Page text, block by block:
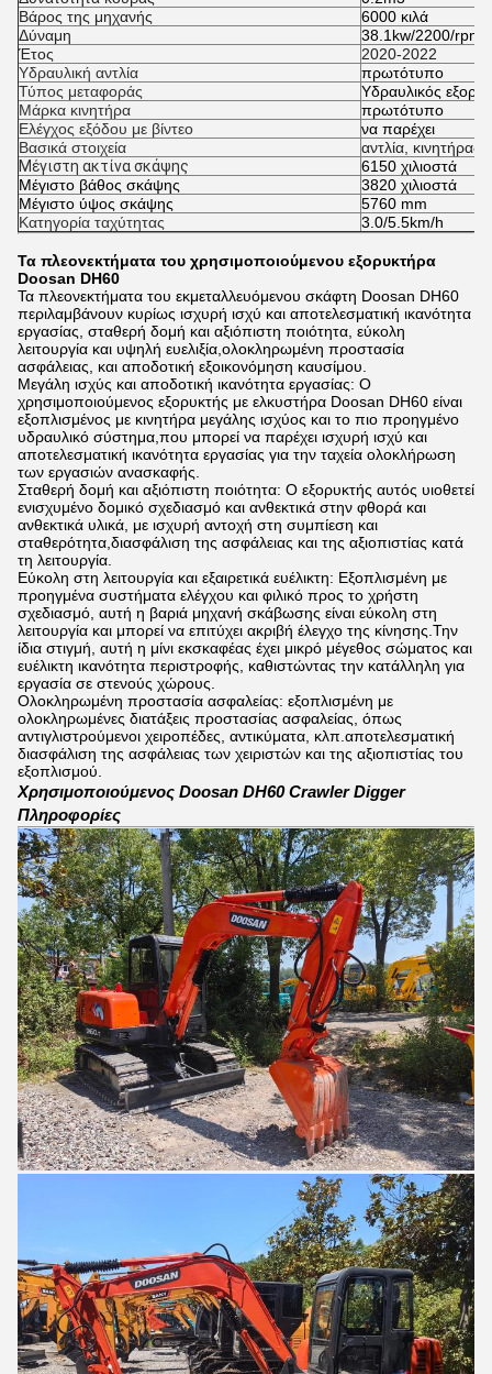
Βάρος της μηχανής
6000 κιλά
Δύναμη
38.1kw/2200/rpm
Έτος
2020-2022
Υδραυλική αντλία
πρωτότυπο
Τύπος μεταφοράς
Υδραυλικός
Μάρκα κινητήρα
πρωτότυπο
Ελέγχος εξόδου με βίντεο
να παρέχει
Βασικά στοιχεία
αντλία, κινητήρας,
Μέγιστη ακτίνα σκάψης
6150 χιλιοστά
Μέγιστο βάθος σκάψης
3820 χιλιοστά
Μέγιστο ύψος σκάψης
5760 mm
Κατηγορία ταχύτητας
3.0/5.5km/h
Τα πλεονεκτήματα του χρησιμοποιούμενου εξορυκτήρα
Doosan DH60
Τα πλεονεκτήματα του εκμεταλλευόμενου σκάφτη Doosan DH60
περιλαμβάνουν κυρίως ισχυρή ισχύ και αποτελεσματική ικανότητα
εργασίας, σταθερή δομή και αξιόπιστη ποιότητα, εύκολη
λειτουργία και υψηλή ευελιξία,ολοκληρωμένη προστασία
ασφάλειας, και αποδοτική εξοικονόμηση καυσίμου.
Μεγάλη ισχύς και αποδοτική ικανότητα εργασίας: Ο
χρησιμοποιούμενος εξορυκτής με ελκυστήρα Doosan DH60 είναι
εξοπλισμένος με κινητήρα μεγάλης ισχύος και το πιο προηγμένο
υδραυλικό σύστημα,που μπορεί να παρέχει ισχυρή ισχύ και
αποτελεσματική ικανότητα εργασίας για την ταχεία ολοκλήρωση
των εργασιών ανασκαφής.
Σταθερή δομή και αξιόπιστη ποιότητα: Ο εξορυκτής αυτός υιοθετεί
ενισχυμένο δομικό σχεδιασμό και ανθεκτικά στην φθορά και
ανθεκτικά υλικά, με ισχυρή αντοχή στη συμπίεση και
σταθερότητα,διασφάλιση της ασφάλειας και της αξιοπιστίας κατά
τη λειτουργία.
Εύκολη στη λειτουργία και εξαιρετικά ευέλικτη: Εξοπλισμένη με
προηγμένα συστήματα ελέγχου και φιλικό προς το χρήστη
σχεδιασμό, αυτή η βαριά μηχανή σκάβωσης είναι εύκολη στη
λειτουργία και μπορεί να επιτύχει ακριβή έλεγχο της κίνησης.Την
ίδια στιγμή, αυτή η μίνι εκσκαφέας έχει μικρό μέγεθος σώματος και
ευέλικτη ικανότητα περιστροφής, καθιστώντας την κατάλληλη για
εργασία σε στενούς χώρους.
Ολοκληρωμένη προστασία ασφαλείας: εξοπλισμένη με
ολοκληρωμένες διατάξεις προστασίας ασφαλείας, όπως
αντιγλιστρούμενοι χειροπέδες, αντικύματα, κλπ.αποτελεσματική
διασφάλιση της ασφάλειας των χειριστών και της αξιοπιστίας του
εξοπλισμού.
Χρησιμοποιούμενος Doosan DH60 Crawler Digger
Πληροφορίες